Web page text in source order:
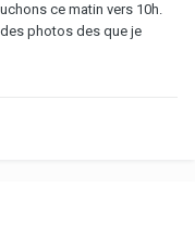
ce matin vers 10h.
photos des que je